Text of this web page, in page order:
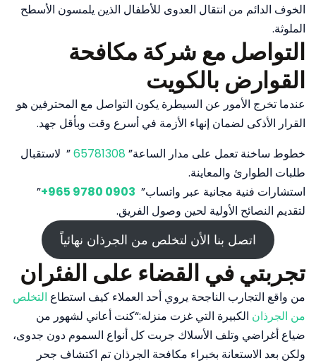
الخوف الدائم من انتقال العدوى للأطفال الذين يلمسون الأسطح
الملوثة.
التواصل مع شركة مكافحة
القوارض بالكويت
عندما تخرج الأمور عن السيطرة يكون التواصل مع المحترفين هو
القرار الأذكى لضمان إنهاء الأزمة في أسرع وقت وبأقل جهد.
خطوط ساخنة تعمل على مدار الساعة” 65781308” لاستقبال
طلبات الطوارئ والمعاينة.
استشارات فنية مجانية عبر واتساب” ⁦ +965 9780 0903
⁩”
لتقديم النصائح الأولية لحين وصول الفريق.
اتصل بنا الأن لتخلص من الجرذان نهائياً
تجربتي في القضاء على الفئران
من واقع التجارب الناجحة يروي أحد العملاء كيف استطاع التخلص
من الجرذان الكبيرة التي غزت منزله:“كنت أعاني لشهور من
ضياع أغراضي وتلف الأسلاك جربت كل أنواع السموم دون جدوى،
ولكن بعد الاستعانة بخبراء مكافحة الجرذان تم اكتشاف جحر